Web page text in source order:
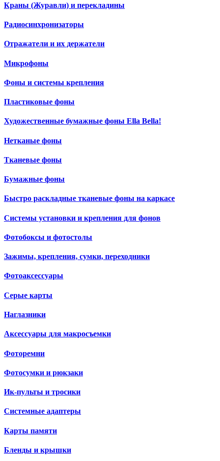
Краны (Журавли) и перекладины
Радиосинхронизаторы
Отражатели и их держатели
Микрофоны
Фоны и системы крепления
Пластиковые фоны
Художественные бумажные фоны Ella Bella!
Нетканые фоны
Тканевые фоны
Бумажные фоны
Быстро раскладные тканевые фоны на каркасе
Системы установки и крепления для фонов
Фотобоксы и фотостолы
Зажимы, крепления, сумки, переходники
Фотоаксессуары
Серые карты
Наглазники
Аксессуары для макросъемки
Фоторемни
Фотосумки и рюкзаки
Ик-пульты и тросики
Системные адаптеры
Карты памяти
Бленды и крышки